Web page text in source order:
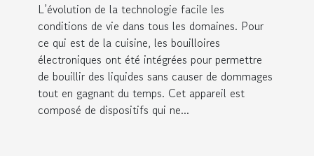
L’évolution de la technologie facile les
conditions de vie dans tous les domaines. Pour
ce qui est de la cuisine, les bouilloires
électroniques ont été intégrées pour permettre
de bouillir des liquides sans causer de dommages
tout en gagnant du temps. Cet appareil est
composé de dispositifs qui ne...